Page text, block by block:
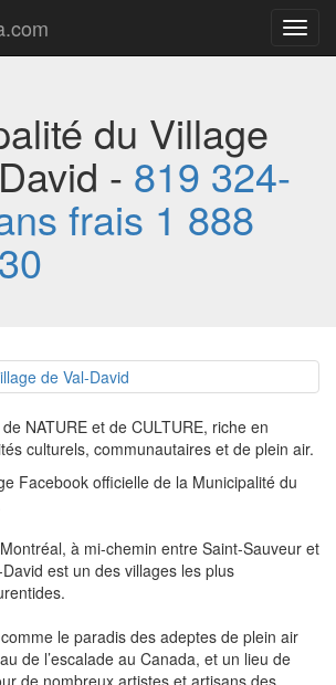
du Village
- 819 324-
frais 1 888
NATURE et de CULTURE, riche en
culturels, communautaires et de plein air.
Facebook officielle de la Municipalité du
à mi-chemin entre Saint-Sauveur et
est un des villages les plus
le paradis des adeptes de plein air
de l’escalade au Canada, et un lieu de
de nombreux artistes et artisans des